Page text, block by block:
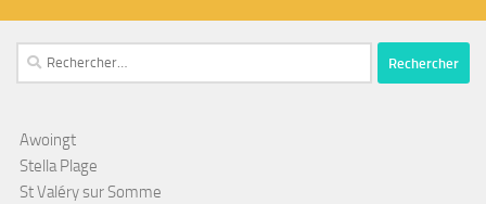
Rechercher :
Awoingt
Stella Plage
St Valéry sur Somme